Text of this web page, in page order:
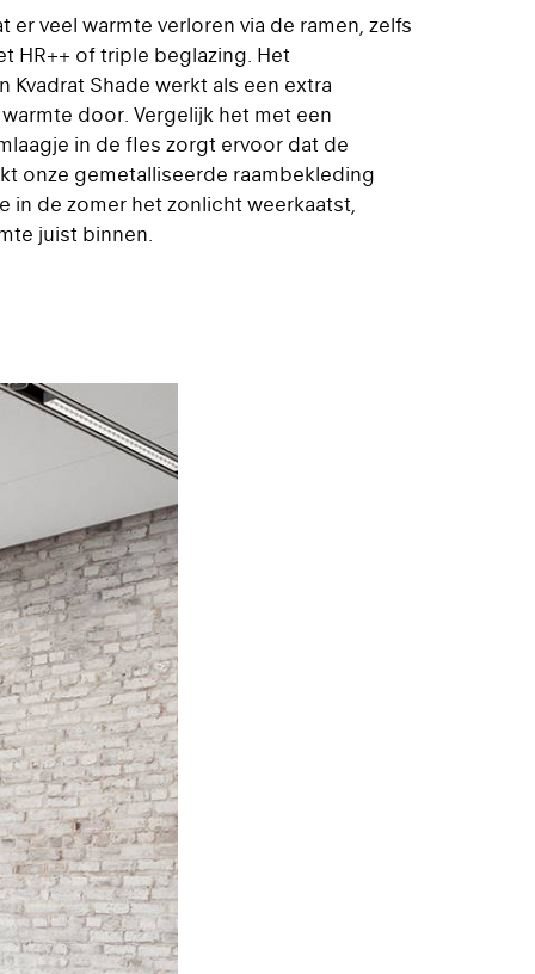
er veel warmte verloren via de ramen, zelfs
HR++ of triple beglazing. Het
Kvadrat Shade werkt als een extra
door. Vergelijk het met een
in de fles zorgt ervoor dat de
onze gemetalliseerde raambekleding
in de zomer het zonlicht weerkaatst,
juist binnen.